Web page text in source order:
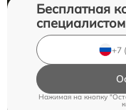
Бесплатная
специалистом
Нажимая на кнопку